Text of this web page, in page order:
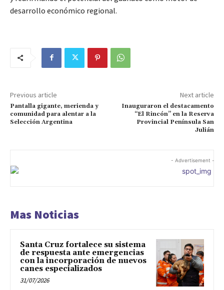
desarrollo económico regional.
Previous article
Pantalla gigante, merienda y
comunidad para alentar a la
Selección Argentina
Next article
Inauguraron el destacamento
“El Rincón” en la Reserva
Provincial Península San
Julián
- Advertisement -
Mas Noticias
Santa Cruz fortalece su sistema
de respuesta ante emergencias
con la incorporación de nuevos
canes especializados
31/07/2026